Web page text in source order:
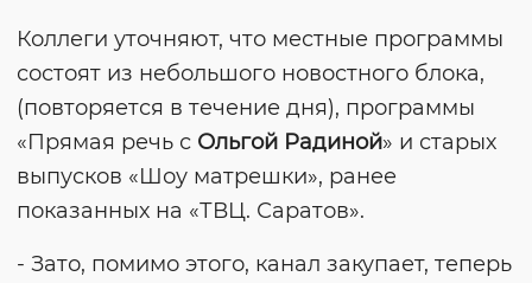
Коллеги уточняют, что местные программы
состоят из небольшого новостного блока,
(повторяется в течение дня), программы
«Прямая речь с Ольгой Радиной» и старых
выпусков «Шоу матрешки», ранее
показанных на «ТВЦ. Саратов».
- Зато, помимо этого, канал закупает, теперь